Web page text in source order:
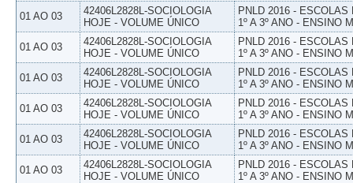
01 AO 03
42406L2828L-SOCIOLOGIA
HOJE - VOLUME ÚNICO
PNLD 2016 -
1º A 3º ANO - ENSINO
01 AO 03
42406L2828L-SOCIOLOGIA
HOJE - VOLUME ÚNICO
PNLD 2016 -
1º A 3º ANO - ENSINO
01 AO 03
42406L2828L-SOCIOLOGIA
HOJE - VOLUME ÚNICO
PNLD 2016 -
1º A 3º ANO - ENSINO
01 AO 03
42406L2828L-SOCIOLOGIA
HOJE - VOLUME ÚNICO
PNLD 2016 -
1º A 3º ANO - ENSINO
01 AO 03
42406L2828L-SOCIOLOGIA
HOJE - VOLUME ÚNICO
PNLD 2016 -
1º A 3º ANO - ENSINO
01 AO 03
42406L2828L-SOCIOLOGIA
HOJE - VOLUME ÚNICO
PNLD 2016 -
1º A 3º ANO - ENSINO